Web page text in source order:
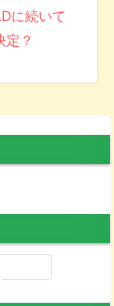
に続いて
定？